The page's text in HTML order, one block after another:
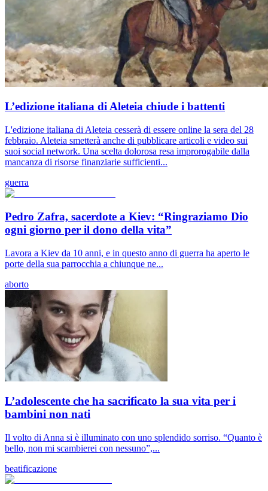
L’edizione italiana di Aleteia chiude i battenti
L'edizione italiana di Aleteia cesserà di essere online la sera del 28
febbraio. Aleteia smetterà anche di pubblicare articoli e video sui
suoi social network. Una scelta dolorosa resa improrogabile dalla
mancanza di risorse finanziarie sufficienti...
guerra
Pedro Zafra, sacerdote a Kiev: “Ringraziamo Dio
ogni giorno per il dono della vita”
Lavora a Kiev da 10 anni, e in questo anno di guerra ha aperto le
porte della sua parrocchia a chiunque ne...
aborto
L’adolescente che ha sacrificato la sua vita per i
bambini non nati
Il volto di Anna si è illuminato con uno splendido sorriso. “Quanto è
bello, non mi scambierei con nessuno”,...
beatificazione